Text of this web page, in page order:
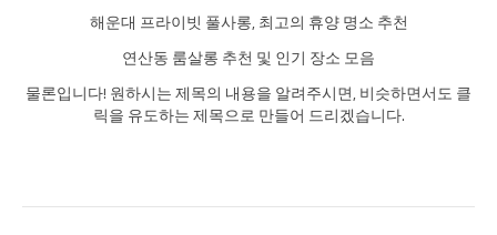
해운대 프라이빗 풀사롱, 최고의 휴양 명소 추천
연산동 룸살롱 추천 및 인기 장소 모음
물론입니다! 원하시는 제목의 내용을 알려주시면, 비슷하면서도 클
릭을 유도하는 제목으로 만들어 드리겠습니다.